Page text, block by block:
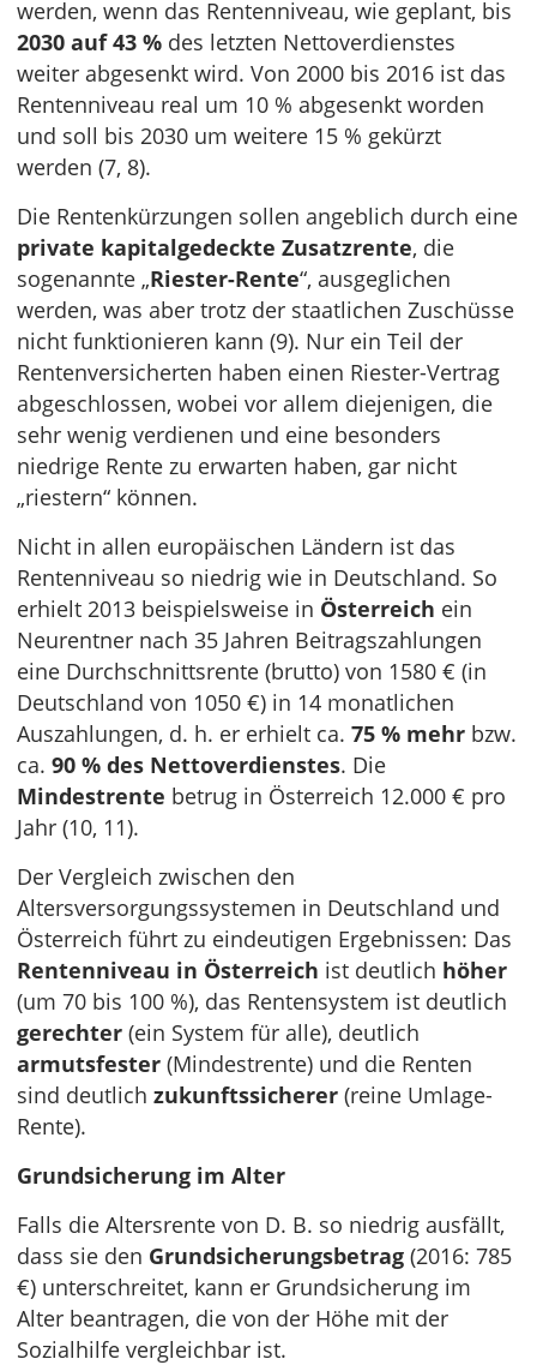
werden, wenn das Rentenniveau, wie geplant, bis
2030 auf 43 % des letzten Nettoverdienstes
weiter abgesenkt wird. Von 2000 bis 2016 ist das
Rentenniveau real um 10 % abgesenkt worden
und soll bis 2030 um weitere 15 % gekürzt
werden (7, 8).
Die Rentenkürzungen sollen angeblich durch eine
private kapitalgedeckte Zusatzrente, die
sogenannte „Riester-Rente“, ausgeglichen
werden, was aber trotz der staatlichen Zuschüsse
nicht funktionieren kann (9). Nur ein Teil der
Rentenversicherten haben einen Riester-Vertrag
abgeschlossen, wobei vor allem diejenigen, die
sehr wenig verdienen und eine besonders
niedrige Rente zu erwarten haben, gar nicht
„riestern“ können.
Nicht in allen europäischen Ländern ist das
Rentenniveau so niedrig wie in Deutschland. So
erhielt 2013 beispielsweise in Österreich ein
Neurentner nach 35 Jahren Beitragszahlungen
eine Durchschnittsrente (brutto) von 1580 € (in
Deutschland von 1050 €) in 14 monatlichen
Auszahlungen, d. h. er erhielt ca. 75 % mehr bzw.
ca. 90 % des Nettoverdienstes. Die
Mindestrente betrug in Österreich 12.000 € pro
Jahr (10, 11).
Der Vergleich zwischen den
Altersversorgungssystemen in Deutschland und
Österreich führt zu eindeutigen Ergebnissen: Das
Rentenniveau in Österreich ist deutlich höher
(um 70 bis 100 %), das Rentensystem ist deutlich
gerechter (ein System für alle), deutlich
armutsfester (Mindestrente) und die Renten
sind deutlich zukunftssicherer (reine Umlage-
Rente).
Grundsicherung im Alter
Falls die Altersrente von D. B. so niedrig ausfällt,
dass sie den Grundsicherungsbetrag (2016: 785
€) unterschreitet, kann er Grundsicherung im
Alter beantragen, die von der Höhe mit der
Sozialhilfe vergleichbar ist.